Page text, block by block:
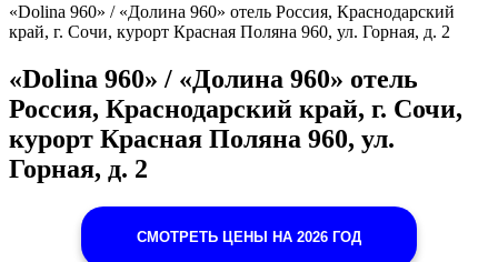
«Dolina 960» / «Долина 960» отель Россия, Краснодарский
край, г. Сочи, курорт Красная Поляна 960, ул. Горная, д. 2
«Dolina 960» / «Долина 960» отель
Россия, Краснодарский край, г. Сочи,
курорт Красная Поляна 960, ул.
Горная, д. 2
СМОТРЕТЬ ЦЕНЫ НА 2026 ГОД